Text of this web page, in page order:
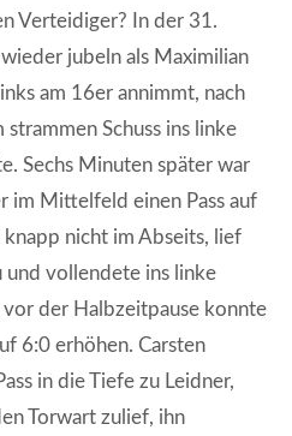
Verteidiger? In der 31.
jubeln als Maximilian
am 16er annimmt, nach
Schuss ins linke
Sechs Minuten später war
im Mittelfeld einen Pass auf
nicht im Abseits, lief
und vollendete ins linke
der Halbzeitpause konnte
6:0 erhöhen. Carsten
in die Tiefe zu Leidner,
Torwart zulief, ihn